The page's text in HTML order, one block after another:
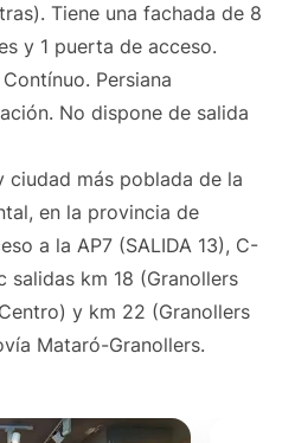
Tiene una fachada de 8
y 1 puerta de acceso.
Persiana
No dispone de salida
ciudad más poblada de la
en la provincia de
a la AP7 (SALIDA 13), C-
salidas km 18 (Granollers
y km 22 (Granollers
Mataró-Granollers.